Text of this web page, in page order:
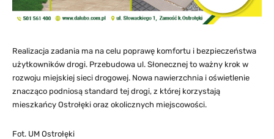
Realizacja zadania ma na celu poprawę komfortu i bezpieczeństwa
użytkowników drogi. Przebudowa ul. Słonecznej to ważny krok w
rozwoju miejskiej sieci drogowej. Nowa nawierzchnia i oświetlenie
znacząco podniosą standard tej drogi, z której korzystają
mieszkańcy Ostrołęki oraz okolicznych miejscowości.
Fot. UM Ostrołęki